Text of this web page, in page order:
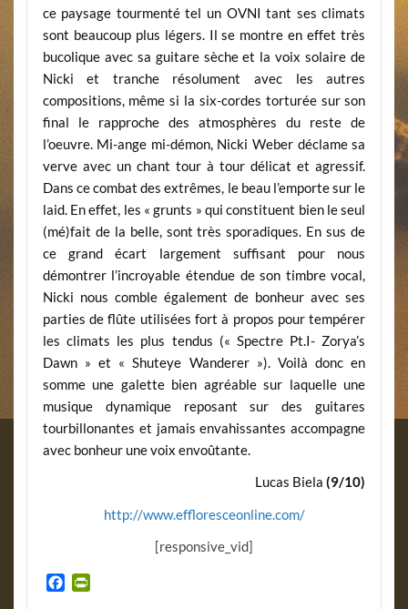
ce paysage tourmenté tel un OVNI tant ses climats
sont beaucoup plus légers. Il se montre en effet très
bucolique avec sa guitare sèche et la voix solaire de
Nicki et tranche résolument avec les autres
compositions, même si la six-cordes torturée sur son
final le rapproche des atmosphères du reste de
l’oeuvre. Mi-ange mi-démon, Nicki Weber déclame sa
verve avec un chant tour à tour délicat et agressif.
Dans ce combat des extrêmes, le beau l’emporte sur le
laid. En effet, les « grunts » qui constituent bien le seul
(mé)fait de la belle, sont très sporadiques. En sus de
ce grand écart largement suffisant pour nous
démontrer l’incroyable étendue de son timbre vocal,
Nicki nous comble également de bonheur avec ses
parties de flûte utilisées fort à propos pour tempérer
les climats les plus tendus (« Spectre Pt.I- Zorya’s
Dawn » et « Shuteye Wanderer »). Voilà donc en
somme une galette bien agréable sur laquelle une
musique dynamique reposant sur des guitares
tourbillonantes et jamais envahissantes accompagne
avec bonheur une voix envoûtante.
Lucas Biela(9/10)
http://www.effloresceonline.com/
[responsive_vid]